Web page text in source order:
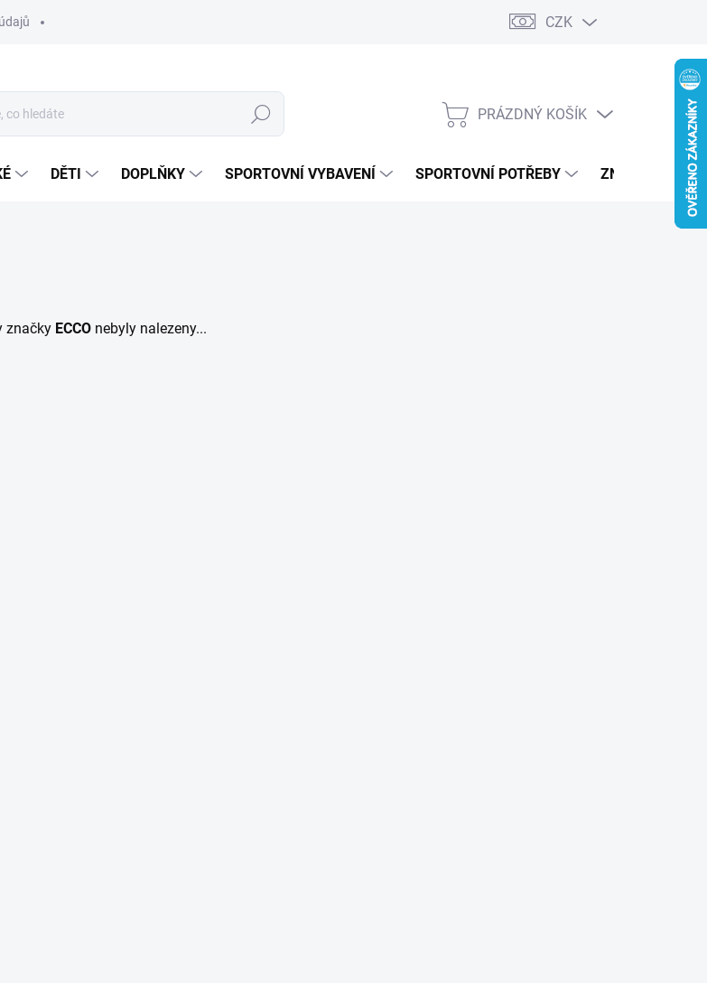
CZK
Hledat
NÁKUPNÍ
PRÁZDNÝ KOŠÍK
DĚTI DOPLŇKY SPORTOVNÍ VYBAVENÍ SPORTOVNÍ POTŘEBY ZNAČKY
značky ECCO nebyly nalezeny...